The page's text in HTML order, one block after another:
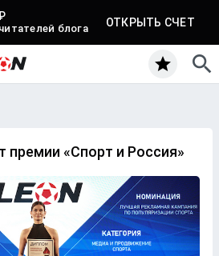
блога ОТКРЫТЬ СЧЕТ
премии «Спорт и Россия»